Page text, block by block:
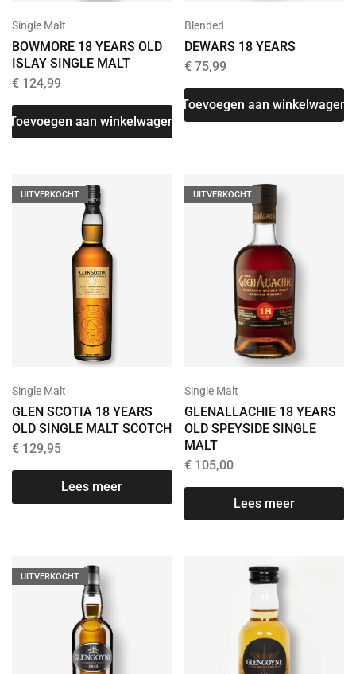
Single Malt
BOWMORE 18 YEARS OLD
ISLAY SINGLE MALT
€ 124,99
Toevoegen aan winkelwagen
Blended
DEWARS 18 YEARS
€75,99
Toevoegen aan winkelwagen
UITVERKOCHT
Single Malt
GLEN SCOTIA 18 YEARS
OLD SINGLE MALT SCOTCH
€ 129,95
Lees meer
UITVERKOCHT
Single Malt
GLENALLACHIE 18 YEARS
OLD SPEYSIDE SINGLE
MALT
€105,00
Lees meer
UITVERKOCHT